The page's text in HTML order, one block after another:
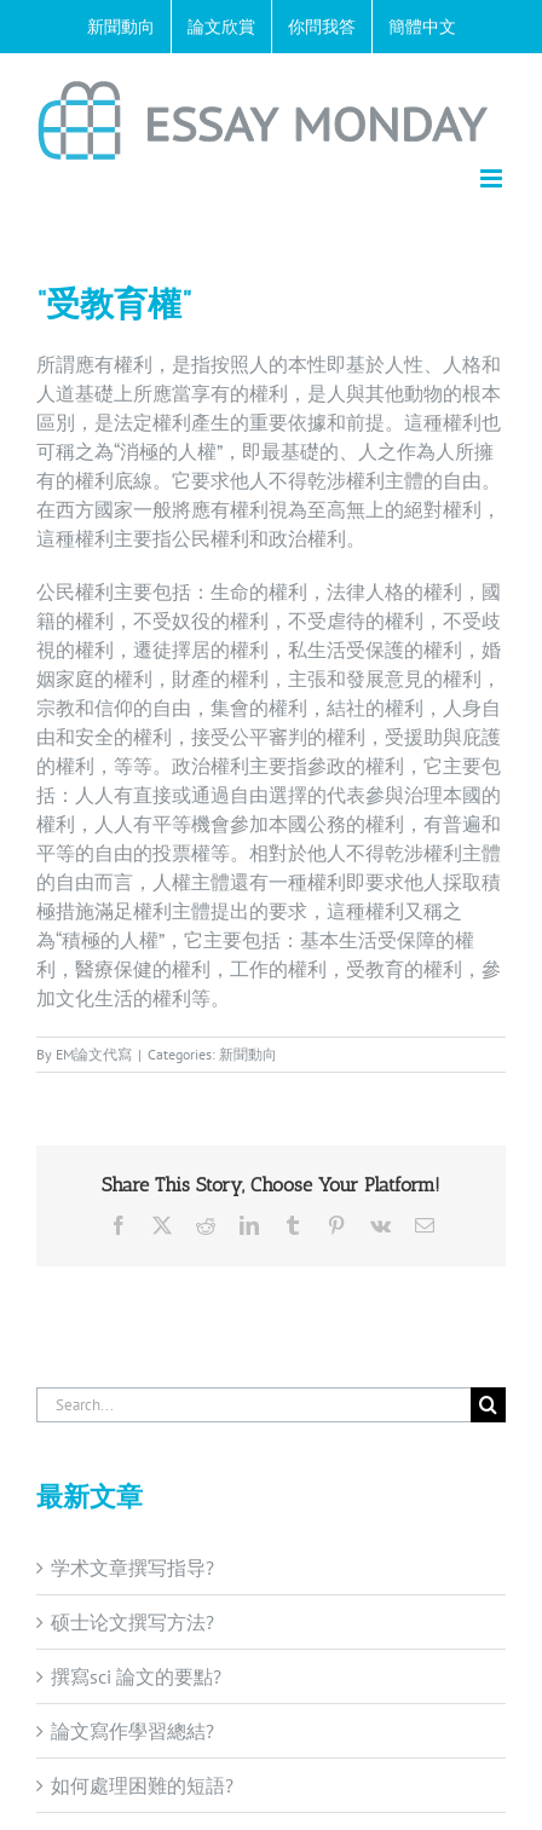
新聞動向 論文欣賞 你問我答 簡體中文
“受教育權”
所謂應有權利，是指按照人的本性即基於人性、人格和
人道基礎上所應當享有的權利，是人與其他動物的根本
區別，是法定權利產生的重要依據和前提。這種權利也
可稱之為“消極的人權”，即最基礎的、人之作為人所擁
有的權利底線。它要求他人不得乾涉權利主體的自由。
在西方國家一般將應有權利視為至高無上的絕對權利，
這種權利主要指公民權利和政治權利。
公民權利主要包括：生命的權利，法律人格的權利，國
籍的權利，不受奴役的權利，不受虐待的權利，不受歧
視的權利，遷徒擇居的權利，私生活受保護的權利，婚
姻家庭的權利，財產的權利，主張和發展意見的權利，
宗教和信仰的自由，集會的權利，結社的權利，人身自
由和安全的權利，接受公平審判的權利，受援助與庇護
的權利，等等。政治權利主要指參政的權利，它主要包
括：人人有直接或通過自由選擇的代表參與治理本國的
權利，人人有平等機會參加本國公務的權利，有普遍和
平等的自由的投票權等。相對於他人不得乾涉權利主體
的自由而言，人權主體還有一種權利即要求他​​人採取積
極措施滿足權利主體提出的要求，這種權利又稱之
為“積極的人權”，它主要包括：基本生活受保障的權
利，醫療保健的權利，工作的權利，受教育的權利，參
加文化生活的權利等。
By EM論文代寫 | Categories: 新聞動向
Share This Story, Choose Your Platform!
Facebook RedditLinkedInTumblr Pinterest
Vk Email
Search
for:
最新文章
学术文章撰写指导?
硕士论文撰写方法?
撰寫sci 論文的要點?
論文寫作學習總結?
如何處理困難的短語?